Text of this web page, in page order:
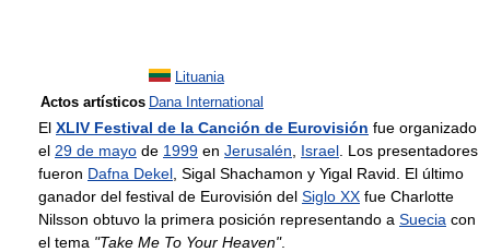
Lituania
Actos artísticos Dana International
El XLIV Festival de la Canción de Eurovisión fue organizado
el 29 de mayo de 1999 en Jerusalén Israel . Los presentadores
fueron Dafna Dekel , Sigal Shachamon y Yigal Ravid. El último
ganador del festival de Eurovisión del Siglo XX fue Charlotte
Nilsson obtuvo la primera posición representando a Suecia con
el tema "Take Me To Your Heaven".